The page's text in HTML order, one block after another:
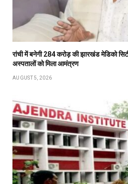
रांची में बनेगी 284 करोड़ की झारखंड मेडिको
अस्पतालों को मिला आमंत्रण
AUGUST 5, 2026